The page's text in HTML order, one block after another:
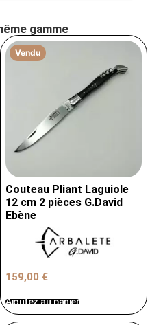
gamme
Vendu
Couteau Pliant Laguiole
12 cm 2 pièces G.David
Ebène
159,00 €
Ajoutez au panier